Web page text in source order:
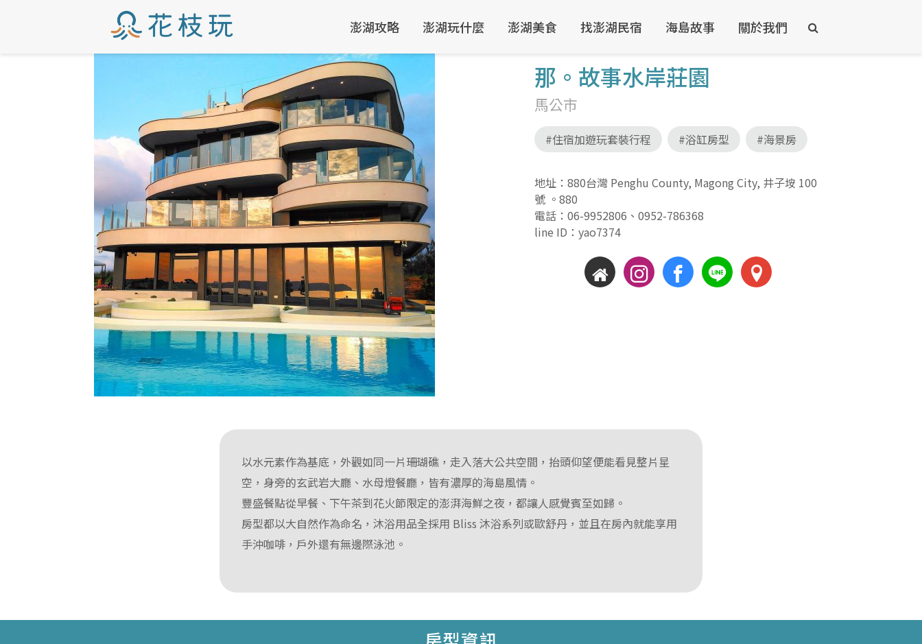
澎湖攻略 澎湖玩什麼 澎湖美食 找澎湖民宿 海島故事 關於我們
那。故事水岸莊園
馬公市
#住宿加遊玩套裝行程 #浴缸房型 #海景房
地址：880台灣 Penghu County, Magong City, 井子垵 100
號 。880
電話： 06-9952806 、 0952-786368
line ID：yao7374
以水元素作為基底，外觀如同一片珊瑚礁，走入落大公共空間，抬頭仰望便能看見整片星
空，身旁的玄武岩大廳、水母燈餐廳，皆有濃厚的海島風情。
豐盛餐點從早餐、下午茶到花火節限定的澎湃海鮮之夜，都讓人感覺賓至如歸。
房型都以大自然作為命名，沐浴用品全採用 Bliss 沐浴系列或歐舒丹，並且在房內就能享用
手沖咖啡，戶外還有無邊際泳池。